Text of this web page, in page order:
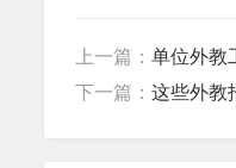
上一篇： 单位外教
下一篇： 这些外教